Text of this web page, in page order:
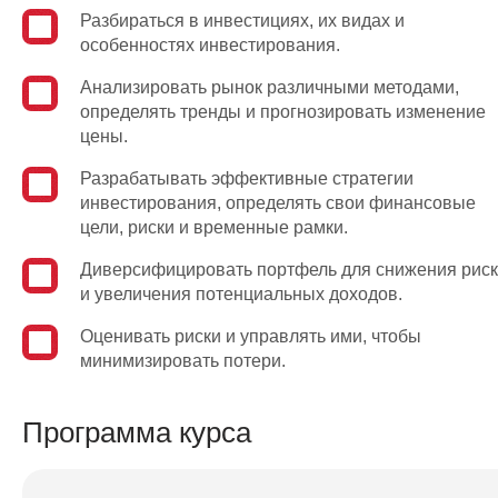
Разбираться в инвестициях, их видах и
особенностях инвестирования.
Анализировать рынок различными методами,
определять тренды и прогнозировать изменение
цены.
Разрабатывать эффективные стратегии
инвестирования, определять свои финансовые
цели, риски и временные рамки.
Диверсифицировать портфель для снижения
и увеличения потенциальных доходов.
Оценивать риски и управлять ими, чтобы
минимизировать потери.
Программа курса